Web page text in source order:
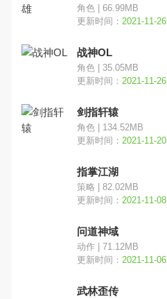
角色 | 66.99MB
更新时间： 2021-11-26
战神OL
角色 | 35.05MB
更新时间： 2021-11-26
剑指轩辕
角色 | 134.52MB
更新时间： 2021-11-20
指掌江湖
策略 | 82.02MB
更新时间： 2021-11-08
问道神域
动作 | 71.12MB
更新时间： 2021-11-06
武林歪传